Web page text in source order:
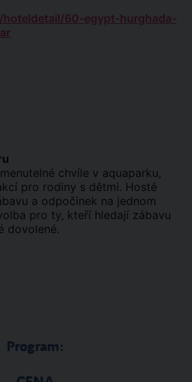
hoteldetail/60-egypt-hurghada-
chvíle v aquaparku,
pro rodiny s dětmi. Hosté
a odpočinek na jednom
pro ty, kteří hledají zábavu
dovolené.
Program: